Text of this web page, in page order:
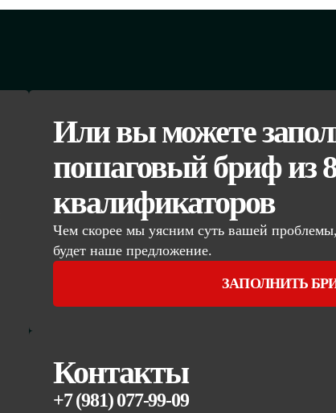
Или вы можете
пошаговый бриф из
квалификаторов
Чем скорее мы уясним суть вашей
будет наше предложение.
ЗАПОЛНИТЬ
Контакты
+7 (981) 077-99-09